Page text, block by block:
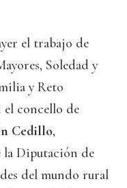
el trabajo de
Soledad y
y Reto
el concello de
Cedillo,
la Diputación de
del mundo rural